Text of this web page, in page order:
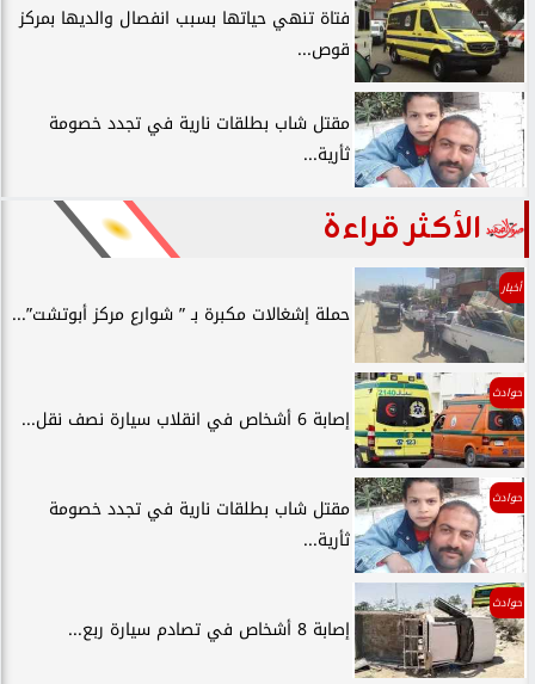
فتاة تنهي حياتها بسبب انفصال والديها بمركز
قوص...
مقتل شاب بطلقات نارية في تجدد خصومة
ثأرية...
الأكثر قراءة
أخبار
حملة إشغالات مكبرة بـ ” شوارع مركز أبوتشت”...
حوادث
إصابة 6 أشخاص في انقلاب سيارة نصف نقل...
حوادث
مقتل شاب بطلقات نارية في تجدد خصومة
ثأرية...
حوادث
إصابة 8 أشخاص في تصادم سيارة ربع...